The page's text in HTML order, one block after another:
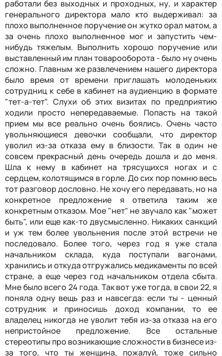
работали без выходных и проходных, ну, и характер
генерального директора мало кто выдерживал: за
плохо выполненное поручение он жутко орал матом, а
за очень плохо выполненное мог и запустить чем-
нибудь тяжелым. Выполнить хорошо поручение или
выставленный им план товарооборота - было ну очень
сложно. Главным же развлечением нашего директора
было время от времени приглашать молоденьких
сотрудниц к себе в кабинет на аудиенцию в формате
"тет-а-тет". Слухи об этих визитах по предприятию
ходили просто непередаваемые. Попасть на такой
прием мы все реально очень боялись. Очень часто
увольняющиеся девочки сообщали, что директор
уволил из-за отказа ему в близости. Так в один не
совсем прекрасный день очередь дошла и до меня.
Шла к нему в кабинет на трясущихся ногах и с
сердцем, колотящимся в горле. До сих пор помню весь
тот разговор дословно. Не хочу его передавать, но на
конкретное предложение я ответила таким же
конкретным отказом. Мое "нет" не звучало как "может
быть", или еще как-то двусмысленно. Никаких санкций
и уж тем более увольнения после этой встречи не
последовало. Более того, через год я уже стала
начальником склада, куда поступали вагонами,
хранились и откуда отгружались медикаменты по всей
стране, а еще через год начальником отдела сбыта.
Мне было всего 24 года. Так вот уже тогда, в свои 22, я
поняла одну вещь раз и навсегда: если ты - ценный
сотрудник и приносишь доход компании, то ее
владелец никогда не уволит тебя из-за отказа на его
непристойное предложение. Все остальные
стереотипы про возникающие сложности в бизнесе из-
за того, что ты женщина, пожалуй, тоже сильно